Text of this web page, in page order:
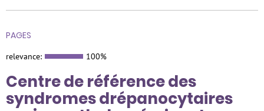
PAGES
relevance: 100%
Centre de référence des
syndromes drépanocytaires